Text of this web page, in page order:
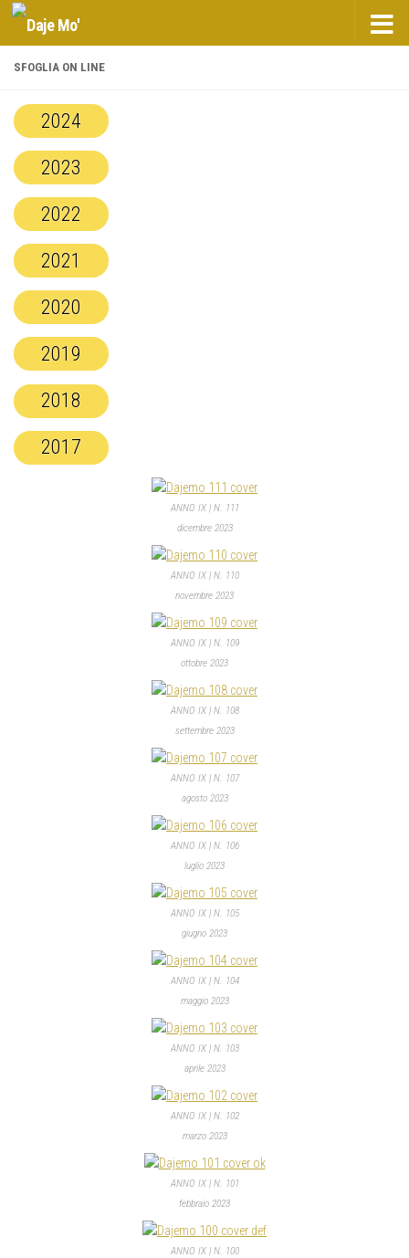
Salta al contenuto
SFOGLIA ON LINE
2024
2023
2022
2021
2020
2019
2018
2017
ANNO IX | N. 111
dicembre 2023
ANNO IX | N. 110
novembre 2023
ANNO IX | N. 109
ottobre 2023
ANNO IX | N. 108
settembre 2023
ANNO IX | N. 107
agosto 2023
ANNO IX | N. 106
luglio 2023
ANNO IX | N. 105
giugno 2023
ANNO IX | N. 104
maggio 2023
ANNO IX | N. 103
aprile 2023
ANNO IX | N. 102
marzo 2023
ANNO IX | N. 101
febbraio 2023
ANNO IX | N. 100